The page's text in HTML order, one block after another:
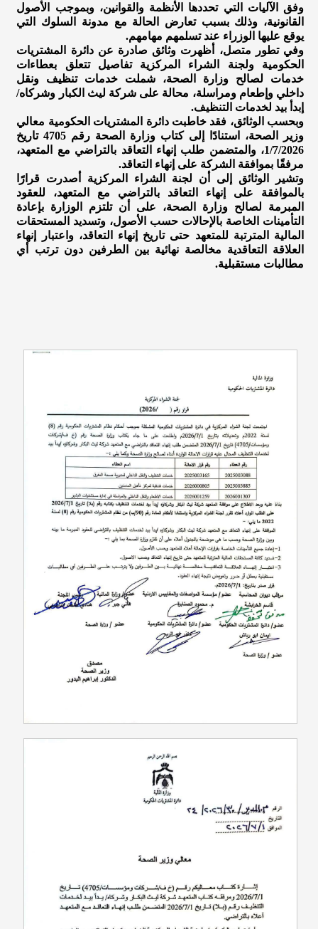
وفق الآليات التي تحددها الأنظمة والقوانين، وبموجب الأصول
القانونية، وذلك بسبب تعارض الحالة مع مدونة السلوك التي
يوقع عليها الوزراء عند تسلمهم مهامهم.
وفي تطور متصل، أظهرت وثائق صادرة عن دائرة المشتريات
الحكومية ولجنة الشراء المركزية تفاصيل تتعلق بعطاءات
خدمات لصالح وزارة الصحة، شملت خدمات تنظيف ونقل
داخلي وإطعام ومراسلة، محالة على شركة ليث الكبار وشركاه/
إبدأ بيد لخدمات التنظيف.
وبحسب الوثائق، فقد خاطبت دائرة المشتريات الحكومية معالي
وزير الصحة، استنادًا إلى كتاب وزارة الصحة رقم 4705 تاريخ
1/7/2026، والمتضمن طلب إنهاء التعاقد بالتراضي مع المتعهد،
مرفقًا بموافقة الشركة على إنهاء التعاقد.
وتشير الوثائق إلى أن لجنة الشراء المركزية أصدرت قرارًا
بالموافقة على إنهاء التعاقد بالتراضي مع المتعهد، للعقود
المبرمة لصالح وزارة الصحة، على أن تلتزم الوزارة بإعادة
التأمينات الخاصة بالإحالات حسب الأصول، وتسديد المستحقات
المالية المترتبة للمتعهد حتى تاريخ إنهاء التعاقد، واعتبار إنهاء
العلاقة التعاقدية مخالصة نهائية بين الطرفين دون ترتب أي
مطالبات مستقبلية.